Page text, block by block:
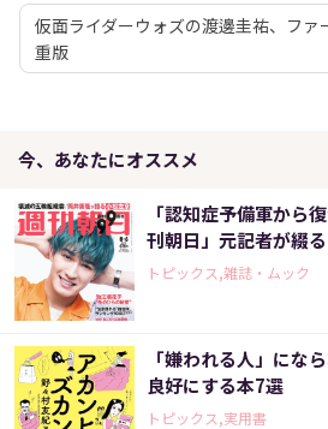
仮面ライダーウォズの渡邊圭祐、ファ
重版
今、あなたにオススメ
「認知症予備軍から
刊朝日」元記者が綴る
トピックス,雑誌・ムック
「嫌われる人」にな
良好にする本7選
トピックス,実用書